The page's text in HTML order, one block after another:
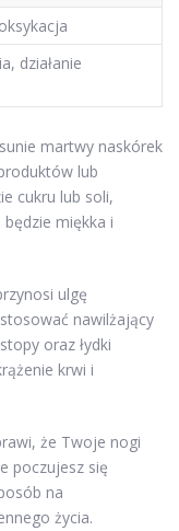
działanie
martwy naskórek
lub
cukru lub soli,
miękka i
ulgę
nawilżający
oraz łydki
krwi i
że Twoje nogi
poczujesz się
na
życia.